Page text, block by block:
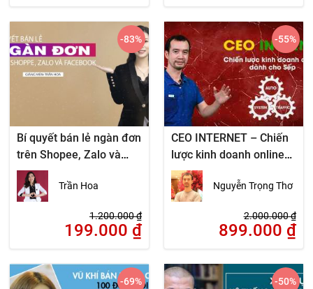
Bí quyết bán lẻ ngàn đơn
trên Shopee, Zalo và
Facebook
Trần Hoa
1.200.000₫
199.000 ₫
-83%
CEO INTERNET – Chiến
lược kinh doanh online
dành cho Sếp
Nguyễn Trọng Thơ
2.000.000₫
899.000 ₫
-55%
-69% -50%